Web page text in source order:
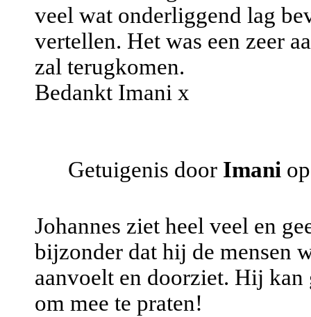
veel wat onderliggend lag
vertellen. Het was een zeer
zal terugkomen.
Bedankt Imani x
Getuigenis door Imani
Johannes ziet heel veel en
bijzonder dat hij de mensen
aanvoelt en doorziet. Hij
om mee te praten!